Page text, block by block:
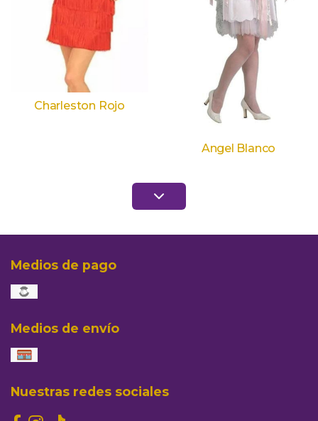
Charleston Rojo
Angel Blanco
Medios de pago
Medios de envío
Nuestras redes sociales